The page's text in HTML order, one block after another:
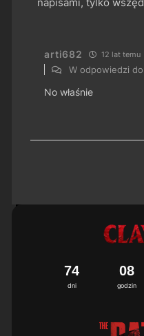
arti682 12 lat temu
W odpowiedzi do
No właśnie
dni
74
godzin
08